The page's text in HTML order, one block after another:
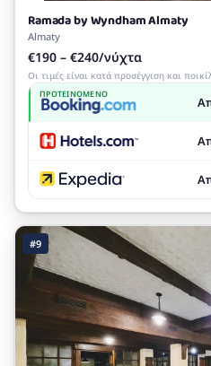
Ramada by Wyndham Almaty
Almaty
€190 – €240/νύχτα
Οι τιμές είναι κατά προσέγγιση και
ΠΡΟΤΕΙΝΌΜΕΝΟ
#9